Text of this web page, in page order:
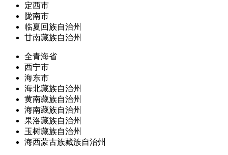
定西市
陇南市
临夏回族自治州
甘南藏族自治州
全青海省
西宁市
海东市
海北藏族自治州
黄南藏族自治州
海南藏族自治州
果洛藏族自治州
玉树藏族自治州
海西蒙古族藏族自治州